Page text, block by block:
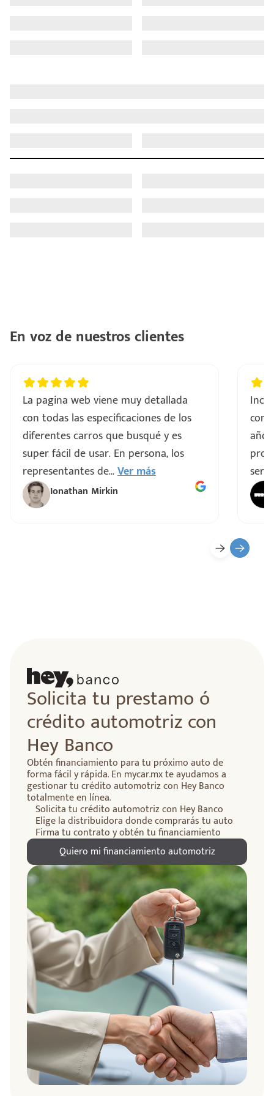
En voz de nuestros clientes
La pagina web viene muy detallada
con todas las especificaciones de los
diferentes carros que busqué y es
super fácil de usar. En persona, los
representantes de...Ver más
Ionathan Mirkin
Solicita tu prestamo ó
crédito automotriz con
Hey Banco
Obtén financiamiento para tu próximo auto de
forma fácil y rápida. En mycar.mx te ayudamos a
gestionar tu crédito automotriz con Hey Banco
totalmente en línea.
Solicita tu crédito automotriz con Hey Banco
Elige la distribuidora donde comprarás tu auto
Firma tu contrato y obtén tu financiamiento
Quiero mi financiamiento automotriz